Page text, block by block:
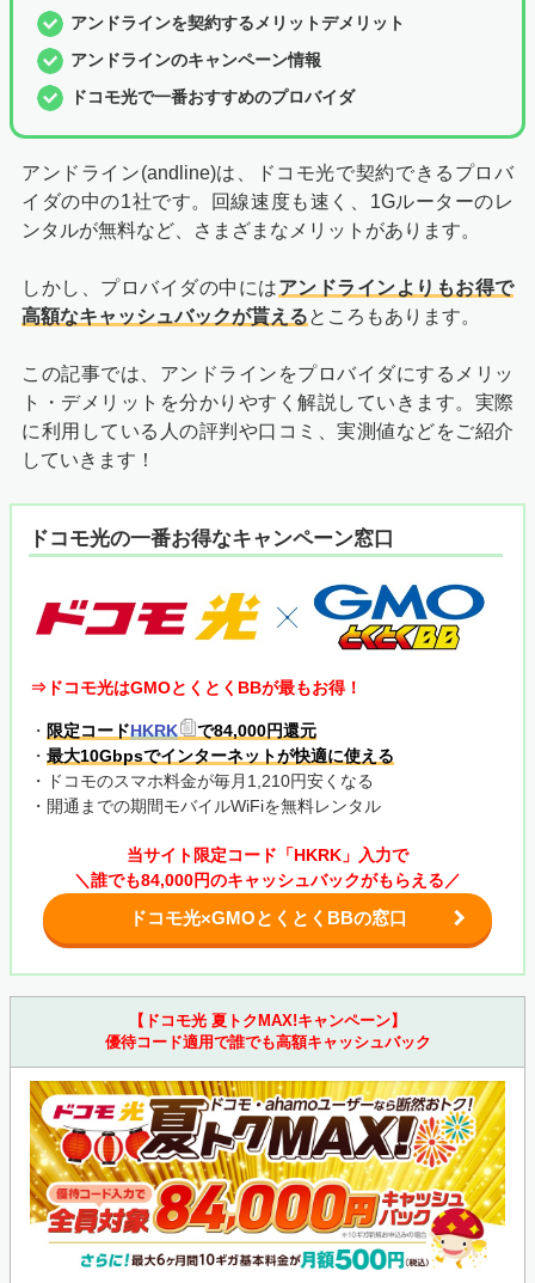
アンドラインを契約するメリットデメリット
アンドラインのキャンペーン情報
ドコモ光で一番おすすめのプロバイダ
アンドライン(andline)は、ドコモ光で契約できるプロバ
イダの中の1社です。回線速度も速く、1Gルーターのレ
ンタルが無料など、さまざまなメリットがあります。
しかし、プロバイダの中にはアンドラインよりもお得で
高額なキャッシュバックが貰えるところもあります。
この記事では、アンドラインをプロバイダにするメリッ
ト・デメリットを分かりやすく解説していきます。実際
に利用している人の評判や口コミ、実測値などをご紹介
していきます！
ドコモ光の一番お得なキャンペーン窓口
⇒ドコモ光はGMOとくとくBBが最もお得！
・ 限定コードHKRK
で84,000円還元
・ 最大10Gbpsでインターネットが快適に使える
・ドコモのスマホ料金が毎月1,210円安くなる
・開通までの期間モバイルWiFiを無料レンタル
当サイト限定コード「HKRK」入力で
＼誰でも84,000円のキャッシュバックがもらえる／
ドコモ光×GMOとくとくBBの窓口
【ドコモ光 夏トクMAX!キャンペーン】
優待コード適用で誰でも高額キャッシュバック